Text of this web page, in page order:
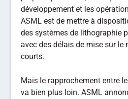
développement et les
ASML est de mettre à
des systèmes de lithographie
avec des délais de mise sur le
courts.
Mais le rapprochement entre
va bien plus loin. ASML